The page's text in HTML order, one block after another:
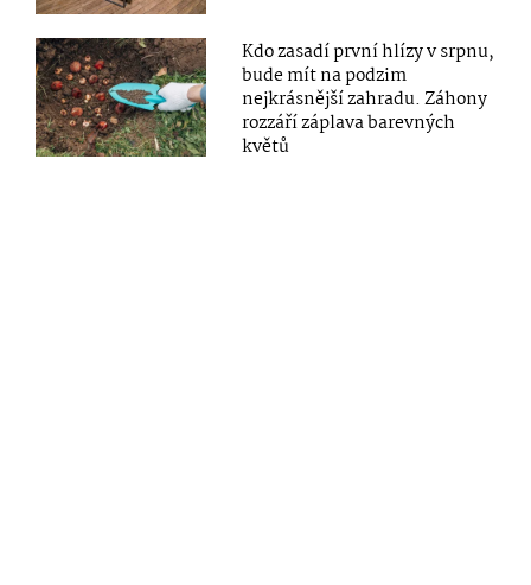
Kdo zasadí první hlízy v srpnu,
bude mít na podzim
nejkrásnější zahradu. Záhony
rozzáří záplava barevných
květů